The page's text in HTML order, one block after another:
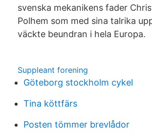
svenska mekanikens fader
Polhem som med sina talrika
väckte beundran i hela Europa.
Suppleant forening
Göteborg stockholm cykel
Tina köttfärs
Posten tömmer brevlådor